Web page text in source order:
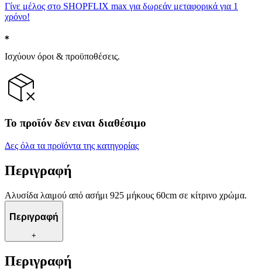
Γίνε μέλος στο SHOPFLIX max για δωρεάν μεταφορικά για 1
χρόνο!
Ισχύουν όροι & προϋποθέσεις.
Το προϊόν δεν ειναι διαθέσιμο
Δες όλα τα προϊόντα της κατηγορίας
Περιγραφή
Αλυσίδα λαιμού από ασήμι 925 μήκους 60cm σε κίτρινο χρώμα.
Περιγραφή
+
Περιγραφή